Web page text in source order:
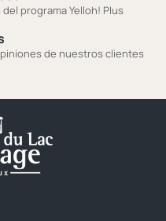
programa Yelloh! Plus
de nuestros clientes